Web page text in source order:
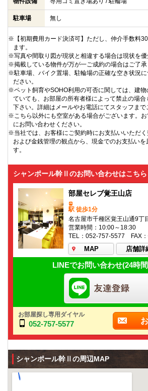
駐車場 無し
※【初期費用カード決済可】ただし、仲介手数料
ます。
※写真や間取り図が現状と相違する場合は現状を優
※掲載している物件が万が一ご成約の場合はご了承
※駐車場、バイク置場、駐輪場の正確な空き状況に
ださい。
※ペット飼育やSOHO利用の可否に関しては、建
ていても、お部屋の所有者様によって禁止の場
下さい。詳細はメールやお電話にてスタッフまで
※こちら以外にも空室がある場合がございます。
にお問い合わせください。
※当社では、お客様にご契約時にお支払いいただ
および金銭管理の観点から、現金でのお支払いを
す。
シャンポール幹Ⅱのお問い合わせはこちら
部屋セレブ覚王山店
駅 徒歩1分
名古屋市千種区覚王山通9丁
営業時間：10:00～18:30
TEL：052-757-5577 FAX
MAP 店舗詳
LINEでお問い合わせ(24時
お部屋探し専用ダイヤル
052-757-5577
シャンポール幹Ⅱの周辺MAP